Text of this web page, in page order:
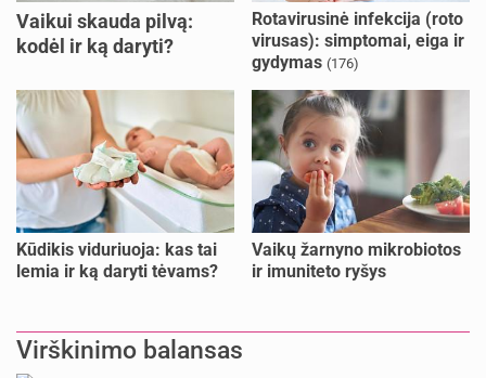
Vaikui skauda pilvą:
kodėl ir ką daryti?
Rotavirusinė infekcija (roto
virusas): simptomai, eiga ir
gydymas (176)
Kūdikis viduriuoja: kas tai
lemia ir ką daryti tėvams?
Vaikų žarnyno mikrobiotos
ir imuniteto ryšys
Virškinimo balansas